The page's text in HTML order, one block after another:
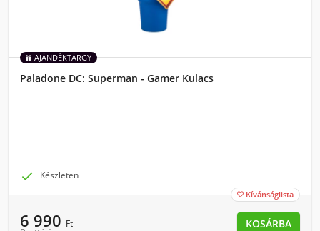
AJÁNDÉKTÁRGY
Paladone DC: Superman - Gamer Kulacs
 Készleten
 Kívánságlista
6 990 Ft KOSÁRBA